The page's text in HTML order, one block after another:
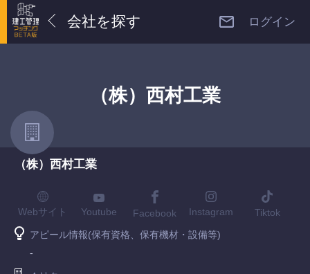
会社を探す ログイン
（株）西村工業
（株）西村工業
Webサイト Youtube Facebook Instagram Tiktok
アピール情報(保有資格、保有機材・設備等)
-